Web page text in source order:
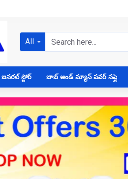
All
జనరల్ స్టోర్ జాబ్ అండ్ మ్యాన్ పవర్ సప్లై